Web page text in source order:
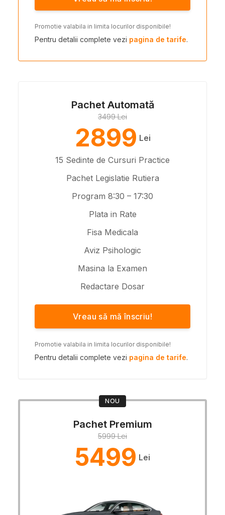
Promotie valabila in limita locurilor disponibile!
Pentru detalii complete vezi pagina de tarife.
Pachet Automată
3499 Lei
2899 Lei
15 Sedinte de Cursuri Practice
Pachet Legislatie Rutiera
Program 8:30 – 17:30
Plata in Rate
Fisa Medicala
Aviz Psihologic
Masina la Examen
Redactare Dosar
Vreau să mă înscriu!
Promotie valabila in limita locurilor disponibile!
Pentru detalii complete vezi pagina de tarife.
NOU
Pachet Premium
5999 Lei
5499 Lei